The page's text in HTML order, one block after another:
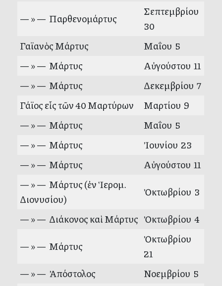
— » — Παρθενομάρτυς
Σεπτεμβρίου
30
Γαϊανὸς Μάρτυς
Μαΐου 5
— » — Μάρτυς
Αὐγούστου 11
— » — Μάρτυς
Δεκεμβρίου 7
Γάϊος εἷς τῶν 40 Μαρτύρων
Μαρτίου 9
— » — Μάρτυς
Μαΐου 5
— » — Μάρτυς
Ἰουνίου 23
— » — Μάρτυς
Αὐγούστου 11
— » — Μάρτυς (ἐν Ἱερομ.
Διονυσίου)
Ὀκτωβρίου 3
— » — Διάκονος καὶ Μάρτυς Ὀκτωβρίου 4
— » — Μάρτυς
Ὀκτωβρίου
21
— » — Ἀπόστολος
Νοεμβρίου 5